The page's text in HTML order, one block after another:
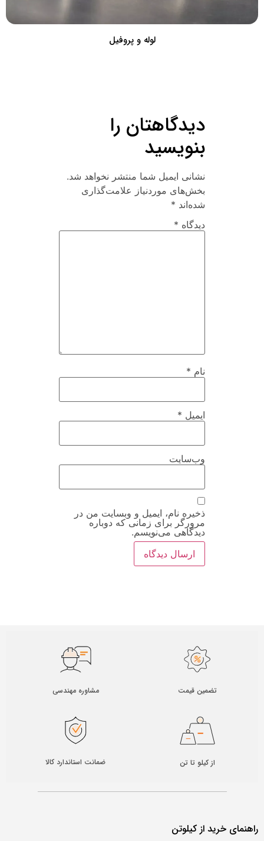
لوله و پروفیل
دیدگاهتان را
بنویسید
نشانی ایمیل شما منتشر نخواهد شد.
بخش‌های موردنیاز علامت‌گذاری
شده‌اند*
دیدگاه*
نام*
ایمیل *
وب‌سایت
ذخیره نام، ایمیل و وبسایت من در
مرورگر برای زمانی که دوباره
دیدگاهی می‌نویسم.
تضمین قیمت​ مشاوره مهندسی
از کیلو تا تن ضمانت استاندارد کالا
خرید از کیلوتن